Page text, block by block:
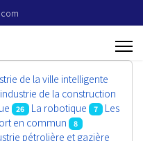
de la ville intelligente
de la construction
26 La robotique 7
Les
en commun
8
pétrolière et gazière